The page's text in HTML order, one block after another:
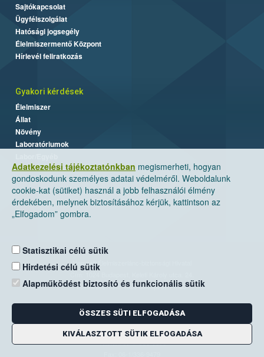
Adatkezelési tájékoztatónkban megismerheti, hogyan
gondoskodunk személyes adatai védelméről. Weboldalunk
cookie-kat (sütiket) használ a jobb felhasználói élmény
érdekében, melynek biztosításához kérjük, kattintson az
„Elfogadom” gombra.
Statisztikai célú sütik
Hirdetési célú sütik
Alapműködést biztosító és funkcionális sütik
ÖSSZES SÜTI ELFOGADÁSA
KIVÁLASZTOTT SÜTIK ELFOGADÁSA
Sajtókapcsolat
Ügyfélszolgálat
Hatósági jogsegély
Élelmiszermentő Központ
Hírlevél feliratkozás
Gyakori kérdések
Élelmiszer
Állat
Növény
Laboratóriumok
Nemzeti Élelmiszerlánc-biztonsági Hivatal
Levelezési cím: 1525 Budapest. Pf. 30.
E-mail:ugyfelszolgalat@nebih.gov.hu
Zöld szám: 06-80/263-244
Telefon: 06-1/ 336-9000